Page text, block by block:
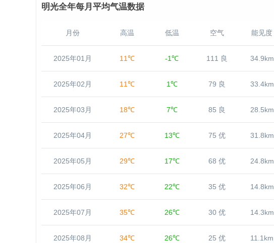
明光全年每月平均气温数据
月份 高温 低温 空气 能见度
2025年01月 11℃ -1℃ 111 良 34.9km
2025年02月 11℃ 1℃ 79 良 33.4km
2025年03月 18℃ 7℃ 85 良 28.5km
2025年04月 27℃ 13℃ 75 优 31.8km
2025年05月 29℃ 17℃ 68 优 24.8km
2025年06月 32℃ 22℃ 35 优 14.8km
2025年07月 35℃ 26℃ 30 优 14.3km
2025年08月 34℃ 26℃ 25 优 11.1km